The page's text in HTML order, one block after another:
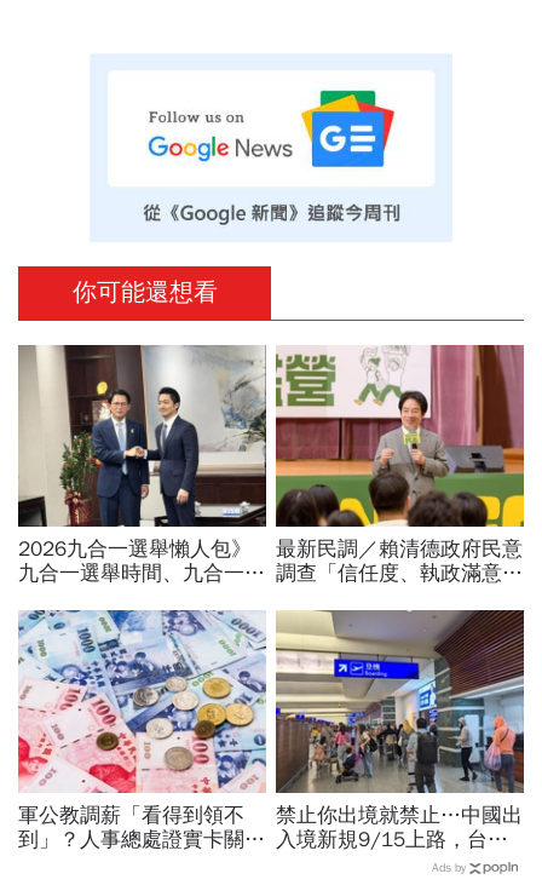
你可能還想看
2026九合一選舉懶人包》
九合一選舉時間、九合一選
選、藍綠白布局選戰搶先看
最新民調／賴清德政府民意
調查「信任度、執政滿意
降…中央表現牽動縣市長選
戰！
軍公教調薪「看得到領不
到」？人事總處證實卡關，
禁止你出境就禁止…中國出
入境新規9/15上路，台灣
人小心「有去無回」？4種
Ads by